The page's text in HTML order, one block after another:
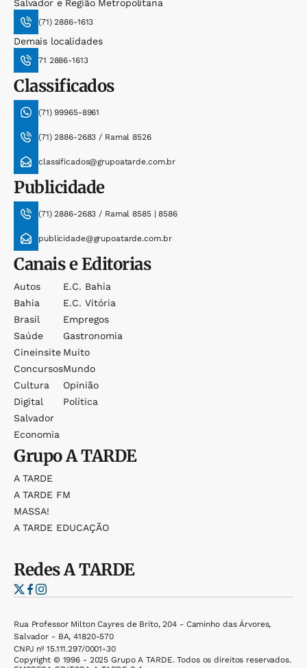
Salvador e Região Metropolitana
(71) 2886-1613
Demais localidades
71 2886-1613
Classificados
(71) 99965-8961
(71) 2886-2683 / Ramal 8526
classificados@grupoatarde.com.br
Publicidade
(71) 2886-2683 / Ramal 8585 | 8586
publicidade@grupoatarde.com.br
Canais e Editorias
Autos
Bahia
Brasil
Saúde
Cineinsite
Concursos
Cultura
Digital
Salvador
Economia
E.c. Bahia
E.c. Vitória
Empregos
Gastronomia
Muito
Mundo
Opinião
Política
GrupoA TARDE
A TARDE
A TARDE FM
MASSA!
A TARDE EDUCAÇÃO
RedesA TARDE
Rua Professor Milton Cayres de Brito, 204 - Caminho das Árvores,
Salvador - BA, 41820-570
CNPJ nº 15.111.297/0001-30
Copyright © 1996 - 2025 Grupo A TARDE. Todos os direitos reservados.